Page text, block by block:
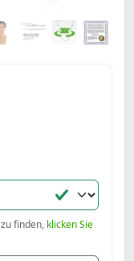
finden, klicken Sie